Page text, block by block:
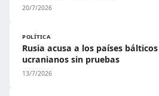
20/7/2026
POLÍTICA
Rusia acusa a los países
ucranianos sin pruebas
13/7/2026